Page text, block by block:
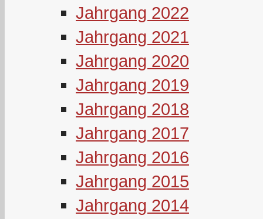
Jahrgang 2022
Jahrgang 2021
Jahrgang 2020
Jahrgang 2019
Jahrgang 2018
Jahrgang 2017
Jahrgang 2016
Jahrgang 2015
Jahrgang 2014